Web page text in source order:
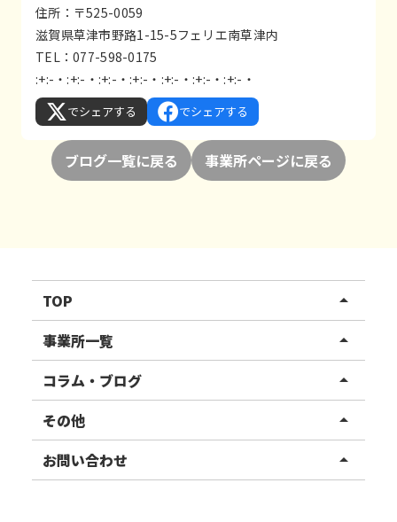
住所：〒525-0059
滋賀県草津市野路1-15-5フェリエ南草津内
TEL：077-598-0175
:+:-・:+:-・:+:-・:+:-・:+:-・:+:-・:+:-・
でシェアする でシェアする
ブログ一覧に戻る 事業所ページに戻る
TOP arrow_drop_up
リハスワーク
リハスファーム
事業所一覧 arrow_drop_up
関東エリア
東北エリア
甲信越エリア
コラム・ブログ arrow_drop_up
事業所ブログ
ご利用者様の声
その他 arrow_drop_up
お知らせ
お問い合わせ arrow_drop_up